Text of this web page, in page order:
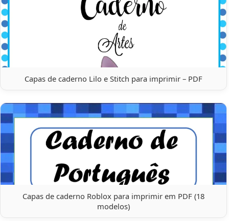
Capas de caderno Lilo e Stitch para imprimir – PDF
Capas de caderno Roblox para imprimir em PDF (18
modelos)